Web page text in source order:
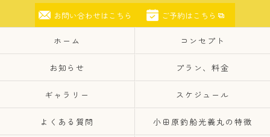
お問い合わせはこちら ご予約はこちら
ホーム コンセプト
お知らせ プラン、料金
ギャラリー スケジュール
よくある質問 小田原釣船光義丸の特徴